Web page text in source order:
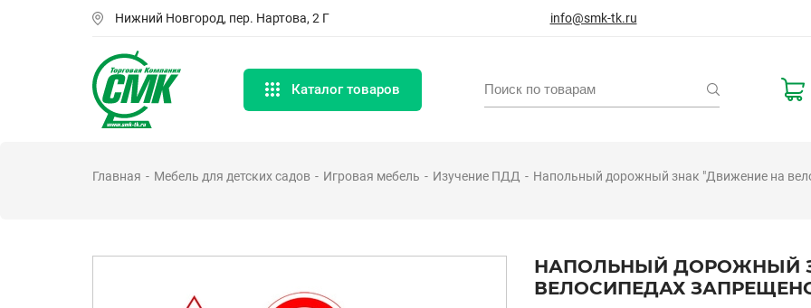
Нижний Новгород, пер. Нартова, 2 Г info@smk-tk.ru
Каталог товаров
Главная Мебель для детских садов Игровая мебель Изучение ПДД Напольный дорожный знак "Движение на
НАПОЛЬНЫЙ ДОРОЖНЫЙ
ВЕЛОСИПЕДАХ